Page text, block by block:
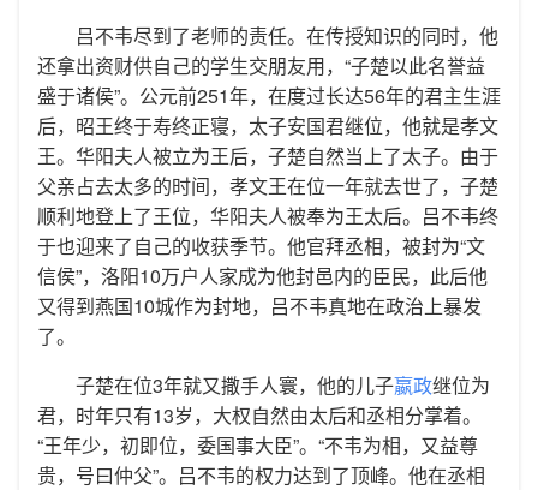
吕不韦尽到了老师的责任。在传授知识的同时，他
还拿出资财供自己的学生交朋友用，“子楚以此名誉益
盛于诸侯”。公元前251年，在度过长达56年的君主生涯
后，昭王终于寿终正寝，太子安国君继位，他就是孝文
王。华阳夫人被立为王后，子楚自然当上了太子。由于
父亲占去太多的时间，孝文王在位一年就去世了，子楚
顺利地登上了王位，华阳夫人被奉为王太后。吕不韦终
于也迎来了自己的收获季节。他官拜丞相，被封为“文
信侯”，洛阳10万户人家成为他封邑内的臣民，此后他
又得到燕国10城作为封地，吕不韦真地在政治上暴发
了。
子楚在位3年就又撒手人寰，他的儿子嬴政继位为
君，时年只有13岁，大权自然由太后和丞相分掌着。
“王年少，初即位，委国事大臣”。“不韦为相，又益尊
贵，号曰仲父”。吕不韦的权力达到了顶峰。他在丞相